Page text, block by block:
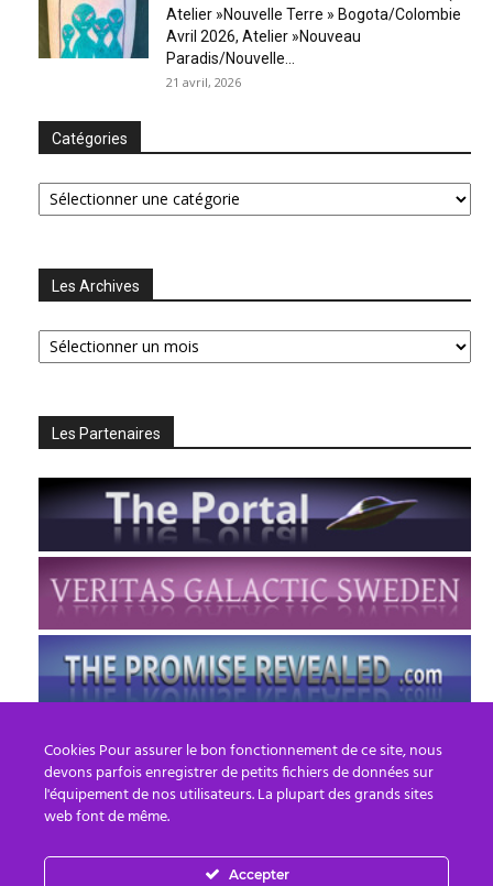
Atelier »Nouvelle Terre » Bogota/Colombie
Avril 2026, Atelier »Nouveau
Paradis/Nouvelle...
21 avril, 2026
Catégories
Catégories
Les Archives
Les
Archives
Les Partenaires
Cookies Pour assurer le bon fonctionnement de ce site, nous
devons parfois enregistrer de petits fichiers de données sur
l'équipement de nos utilisateurs. La plupart des grands sites
web font de même.
Accepter